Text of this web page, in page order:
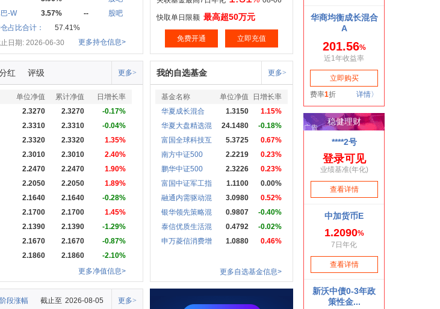
-W
3.57% --
股吧
占比合计：
57.41%
日期: 2026-06-30
更多持仓信息>
快取单日限额 最高超50万元
免费开通 立即充值
红 评级 更多>
单位净值 累计净值
日增长率
2.3270 2.3270
-0.17%
2.3310 2.3310
-0.04%
2.3320 2.3320
1.35%
2.3010 2.3010
2.40%
2.2470 2.2470
1.90%
2.2050 2.2050
1.89%
2.1640 2.1640
-0.28%
2.1700 2.1700
1.45%
2.1390 2.1390
-1.29%
2.1670 2.1670
-0.87%
2.1860 2.1860
-2.10%
更多净值信息>
我的自选基金 更多>
基金名称 单位净值
日增长率
华夏成长混合
1.3150
1.15%
华夏大盘精选混
24.1480
-0.18%
富国全球科技互
5.3725
0.67%
南方中证500
2.2219
0.23%
鹏华中证500
2.3226
0.23%
富国中证军工指
1.1100
0.00%
融通内需驱动混
3.0980
0.52%
银华领先策略混
0.9807
-0.40%
泰信优质生活混
0.4792
-0.02%
申万菱信消费增
1.0880 0.46%
更多自选基金信息>
更多>
截止至 2026-08-05
段涨幅